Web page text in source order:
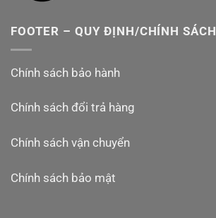
FOOTER – QUY ĐỊNH/CHÍNH SÁCH
Chính sách bảo hành
Chính sách đổi trả hàng
Chính sách vận chuyển
Chính sách bảo mật